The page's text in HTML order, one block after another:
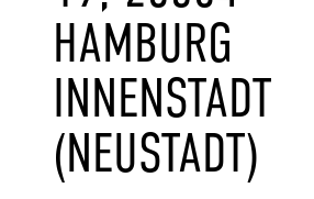
AMBURG I
NNENSTADT (
NEUSTADT)